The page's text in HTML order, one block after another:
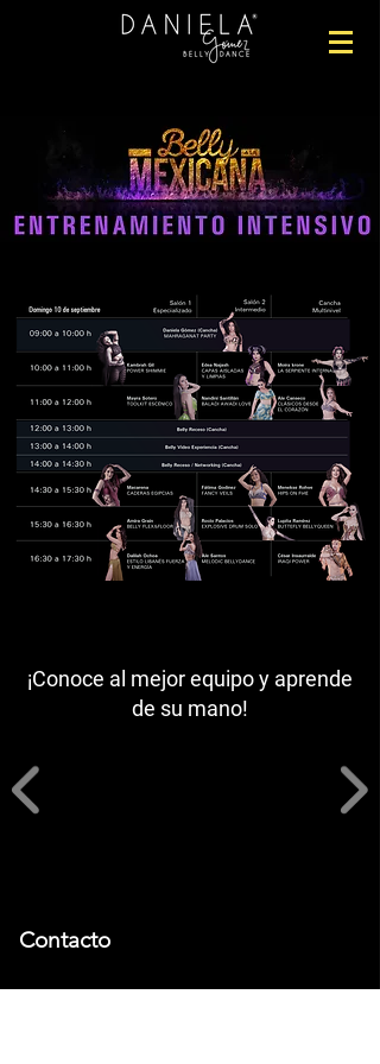
¡Conoce al mejor equipo y aprende
de su mano!
Contacto